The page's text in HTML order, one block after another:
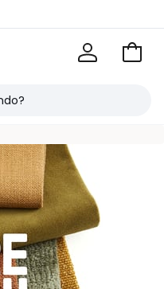
Vai